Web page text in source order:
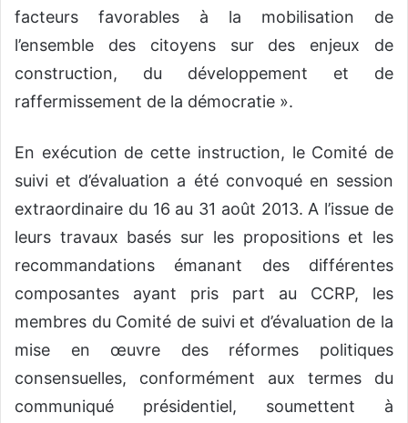
facteurs favorables à la mobilisation de
l’ensemble des citoyens sur des enjeux de
construction, du développement et de
raffermissement de la démocratie ».
En exécution de cette instruction, le Comité de
suivi et d’évaluation a été convoqué en session
extraordinaire du 16 au 31 août 2013. A l’issue de
leurs travaux basés sur les propositions et les
recommandations émanant des différentes
composantes ayant pris part au CCRP, les
membres du Comité de suivi et d’évaluation de la
mise en œuvre des réformes politiques
consensuelles, conformément aux termes du
communiqué présidentiel, soumettent à